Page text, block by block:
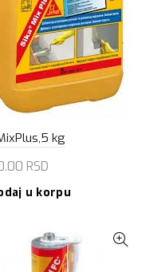
kg
RSD
u korpu